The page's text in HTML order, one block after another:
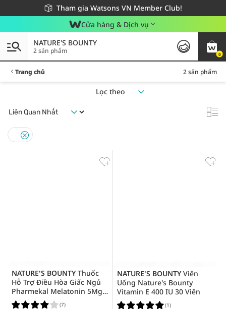
Tham gia Watsons VN Member Club!
Miễn phí giao hàng cho đơn hàng từ 249,000Đ
Giao hàng nhanh 24h - Áp dụng khu vực TP. Hồ Chí Minh
Cửa hàng & Dịch vụ
0
NATURE'S BOUNTY
2 sản phẩm
Trang chủ 2 sản phẩm
Lọc theo
NATURE'S BOUNTYThuốc
Hỗ Trợ Điều Hòa Giấc Ngủ
Pharmekal Melatonin 5Mg
60 Viên
(7)
NATURE'S BOUNTYViên
Uống Nature's Bounty
Vitamin E 400 IU 30 Viên
(1)